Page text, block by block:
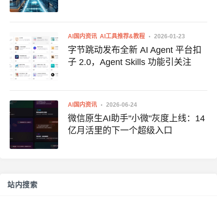
AI国内资讯 AI工具推荐&教程 2026-01-23
字节跳动发布全新 AI Agent 平台扣
子 2.0，Agent Skills 功能引关注
AI国内资讯 2026-06-24
微信原生AI助手"小微"灰度上线：14
亿月活里的下一个超级入口
站内搜索